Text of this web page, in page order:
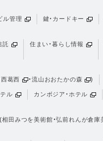
ル管理 鍵・カードキー
託 住まい・暮らし情報
西葛西 ・流山おおたかの森 )
ル カンボジア・ホテル
相田みつを美術館 ・弘前れんが倉庫